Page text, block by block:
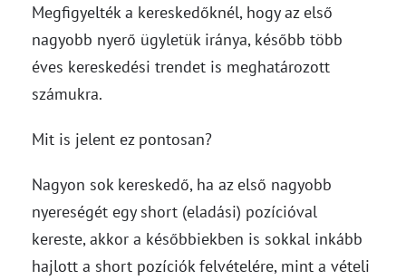
Megfigyelték a kereskedőknél, hogy az első
nagyobb nyerő ügyletük iránya, később több
éves kereskedési trendet is meghatározott
számukra.
Mit is jelent ez pontosan?
Nagyon sok kereskedő, ha az első nagyobb
nyereségét egy short (eladási) pozícióval
kereste, akkor a későbbiekben is sokkal inkább
hajlott a short pozíciók felvételére, mint a vételi